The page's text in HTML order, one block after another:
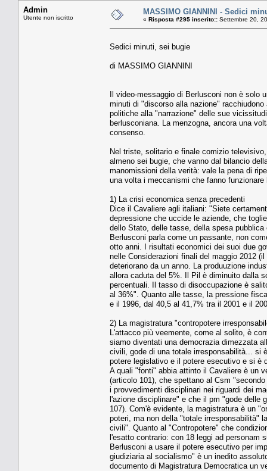
Admin
Utente non iscritto
MASSIMO GIANNINI - Sedici
« Risposta #295 inserito:: Settembre 20,
Sedici minuti, sei bugie
di MASSIMO GIANNINI
Il video-messaggio di Berlusconi non è solo
minuti di "discorso alla nazione"
politiche alla "narrazione" delle sue
berlusconiana. La menzogna, ancora una
consenso.
Nel triste, solitario e finale comizio
almeno sei bugie, che vanno dal bilancio
manomissioni della verità: vale la pena di
una volta i meccanismi che fanno
1) La crisi economica senza precedenti
Dice il Cavaliere agli italiani: "Siete
depressione che uccide le aziende, che
dello Stato, delle tasse, della spesa
Berlusconi parla come un passante, non
otto anni. I risultati economici dei suoi due
nelle Considerazioni finali del maggio 2012
deteriorano da un anno. La produuzione
allora caduta del 5%. Il Pil è diminuito dalla
percentuali. Il tasso di disoccupazione è
al 36%". Quanto alle tasse, la pressione
e il 1996, dal 40,5 al 41,7% tra il 2001 e il
2) La magistratura "contropotere
L'attacco più veemente, come al solito, è
siamo diventati una democrazia dimezzata
civili, gode di una totale irresponsabilità... si
potere legislativo e il potere esecutivo e si è
A quali "fonti" abbia attinto il Cavaliere è un
(articolo 101), che spettano al Csm
i provvedimenti disciplinari nei riguardi dei
l'azione disciplinare" e che il pm "gode delle
107). Com'è evidente, la magistratura è un
poteri, ma non della "totale irresponsabilità"
civili". Quanto al "Contropotere" che
l'esatto contrario: con 18 leggi ad personam
Berlusconi a usare il potere esecutivo per
giudiziaria al socialismo" è un inedito
documento di Magistratura Democratica un